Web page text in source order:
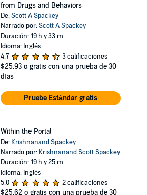
from Drugs and Behaviors
De:Scott A Spackey
Narrado por:Scott A Spackey
Duración: 19 h y 33 m
Idioma: Inglés
4.7
3 calificaciones
$25.93 o gratis con una prueba de 30
días
Pruebe Estándar gratis
Within the Portal
De: Krishnanand Spackey
Narrado por: Krishnanand Scott Spackey
Duración: 19 h y 25 m
Idioma: Inglés
5.0
2 calificaciones
$25.62 o gratis con una prueba de 30